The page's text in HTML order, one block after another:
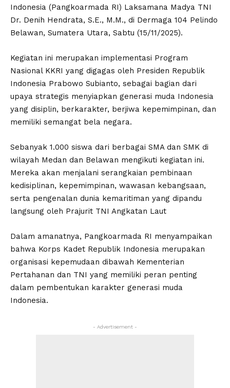
Indonesia (Pangkoarmada RI) Laksamana Madya TNI
Dr. Denih Hendrata, S.E., M.M., di Dermaga 104 Pelindo
Belawan, Sumatera Utara, Sabtu (15/11/2025).
Kegiatan ini merupakan implementasi Program
Nasional KKRI yang digagas oleh Presiden Republik
Indonesia Prabowo Subianto, sebagai bagian dari
upaya strategis menyiapkan generasi muda Indonesia
yang disiplin, berkarakter, berjiwa kepemimpinan, dan
memiliki semangat bela negara.
Sebanyak 1.000 siswa dari berbagai SMA dan SMK di
wilayah Medan dan Belawan mengikuti kegiatan ini.
Mereka akan menjalani serangkaian pembinaan
kedisiplinan, kepemimpinan, wawasan kebangsaan,
serta pengenalan dunia kemaritiman yang dipandu
langsung oleh Prajurit TNI Angkatan Laut
Dalam amanatnya, Pangkoarmada RI menyampaikan
bahwa Korps Kadet Republik Indonesia merupakan
organisasi kepemudaan dibawah Kementerian
Pertahanan dan TNI yang memiliki peran penting
dalam pembentukan karakter generasi muda
Indonesia.
- Advertisement -